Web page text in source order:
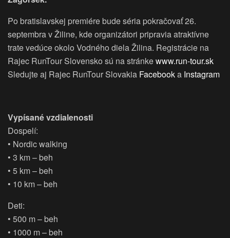
Po bratislavskej premiére bude séria pokračovať 26.
septembra v Žiline, kde organizátori pripravia atraktívne
trate vedúce okolo Vodného diela Žilina. Registrácie na
Rajec RunTour Slovensko sú na stránkewww.run-tour.sk
Sledujte aj Rajec RunTour Slovakia Facebooka Instagram
Vypísané vzdialenosti
Dospelí:
• Nordic walking
• 3 km – beh
• 5 km – beh
• 10 km – beh
Deti:
• 500 m – beh
• 1000 m – beh